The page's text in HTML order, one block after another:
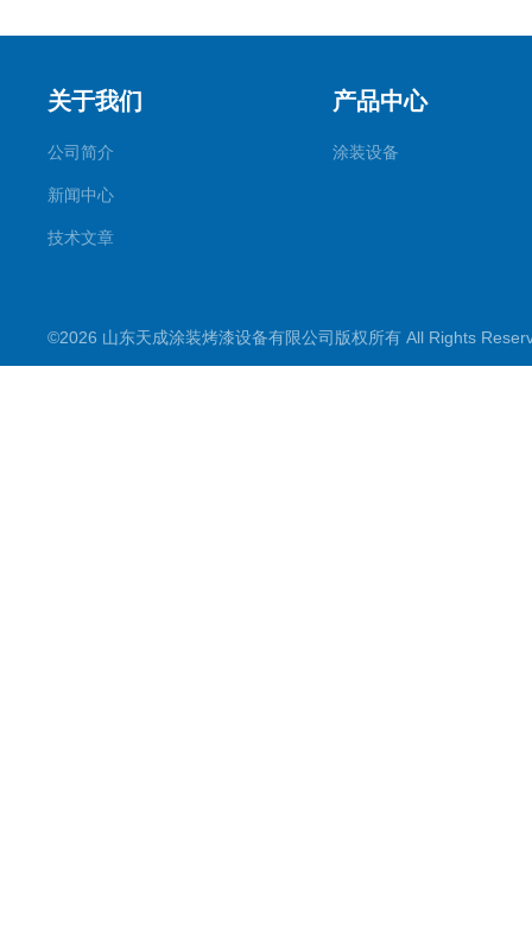
关于我们
公司简介
新闻中心
技术文章
产品中心
涂装设备
©2026 山东天成涂装烤漆设备有限公司版权所有 All Rights